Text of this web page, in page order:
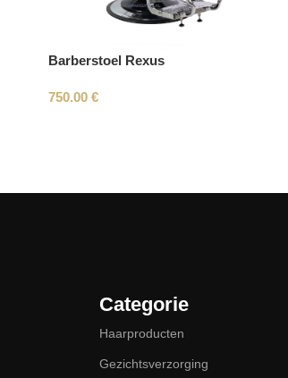
Barberstoel Rexus
750.00 €
Categorie
Haarproducten
Gezichtsverzorging